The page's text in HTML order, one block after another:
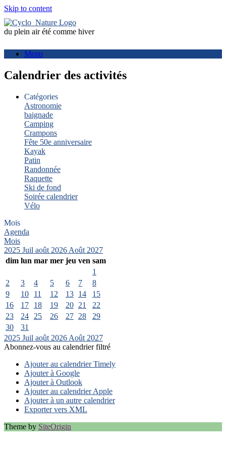
Skip to content
du plein air été comme hiver
Menu
Calendrier des activités
Catégories
Astronomie
baignade
Camping
Crampons
Fête 50e anniversaire
Kayak
Patin
Randonnée
Raquette
Ski de fond
Soirée calendrier
Vélo
Mois
Agenda
Mois
2025 Juil août 2026 Août 2027
dim lun mar mer jeu ven sam
1
2
3 4 5 6 7
8
9
10 11 12 13 14
15
16
17 18 19 20 21
22
23
24 25 26 27 28
29
30
31
2025 Juil août 2026 Août 2027
Abonnez-vous au calendrier filtré
Ajouter au calendrier Timely
Ajouter à Google
Ajouter à Outlook
Ajouter au calendrier Apple
Ajouter à un autre calendrier
Exporter vers XML
Theme by SiteOrigin